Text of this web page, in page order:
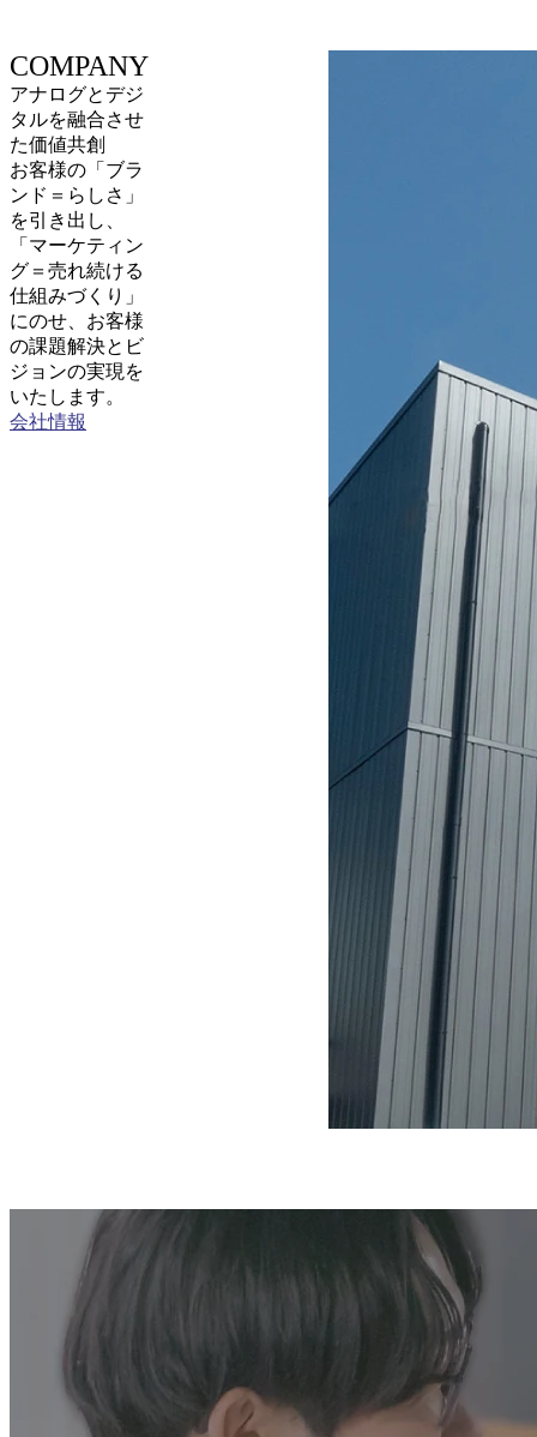
COMPANY
アナログとデジ
タルを融合させ
た価値共創
お客様の「ブラ
ンド＝らしさ」
を引き出し、
「マーケティン
グ＝売れ続ける
仕組みづくり」
にのせ、お客様
の課題解決とビ
ジョンの実現を
いたします。
会社情報